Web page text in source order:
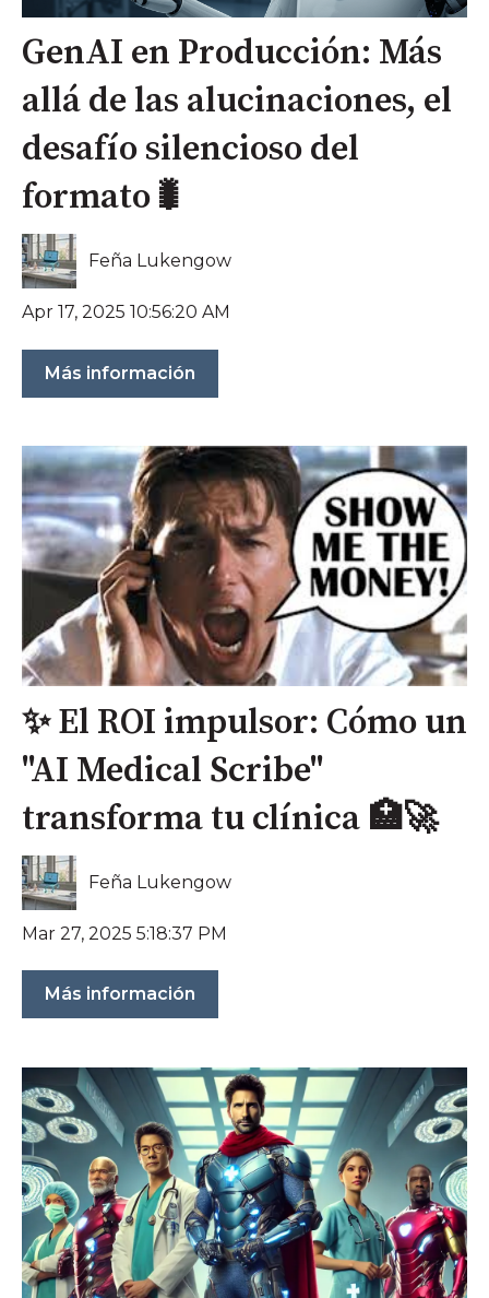
GenAI en Producción: Más
allá de las alucinaciones, el
desafío silencioso del
formato🐛
Feña Lukengow
Apr 17, 2025 10:56:20 AM
Más información
✨ El ROI impulsor: Cómo un
"AI Medical Scribe"
transforma tu clínica 🏥🚀
Feña Lukengow
Mar 27, 2025 5:18:37 PM
Más información